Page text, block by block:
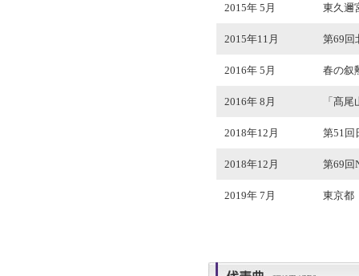
2015年 5月 東久邇
2015年11月 第69回
2016年 5月 春の叙
2016年 8月 「髙
2018年12月 第51回
2018年12月 第69回
2019年 7月 東京都